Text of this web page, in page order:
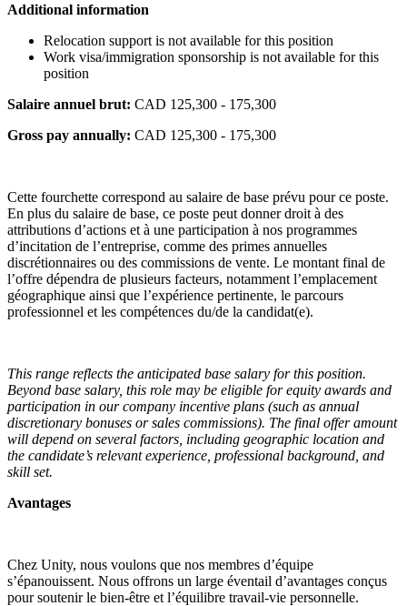
Additional information
Relocation support is not available for this position
Work visa/immigration sponsorship is not available for this
position
Salaire annuel brut: CAD 125,300 - 175,300
Gross pay annually: CAD 125,300 - 175,300
Cette fourchette correspond au salaire de base prévu pour ce poste.
En plus du salaire de base, ce poste peut donner droit à des
attributions d’actions et à une participation à nos programmes
d’incitation de l’entreprise, comme des primes annuelles
discrétionnaires ou des commissions de vente. Le montant final de
l’offre dépendra de plusieurs facteurs, notamment l’emplacement
géographique ainsi que l’expérience pertinente, le parcours
professionnel et les compétences du/de la candidat(e).
This range reflects the anticipated base salary for this position.
Beyond base salary, this role may be eligible for equity awards and
participation in our company incentive plans (such as annual
discretionary bonuses or sales commissions). The final offer amount
will depend on several factors, including geographic location and
the candidate’s relevant experience, professional background, and
skill set.
Avantages
Chez Unity, nous voulons que nos membres d’équipe
s’épanouissent. Nous offrons un large éventail d’avantages conçus
pour soutenir le bien-être et l’équilibre travail-vie personnelle.